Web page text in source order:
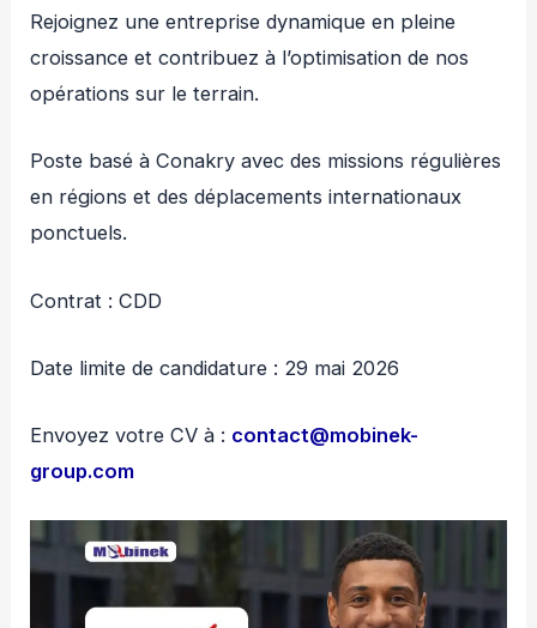
Rejoignez une entreprise dynamique en pleine
croissance et contribuez à l’optimisation de nos
opérations sur le terrain.
Poste basé à Conakry avec des missions régulières
en régions et des déplacements internationaux
ponctuels.
Contrat : CDD
Date limite de candidature : 29 mai 2026
Envoyez votre CV à : contact@mobinek-
group.com